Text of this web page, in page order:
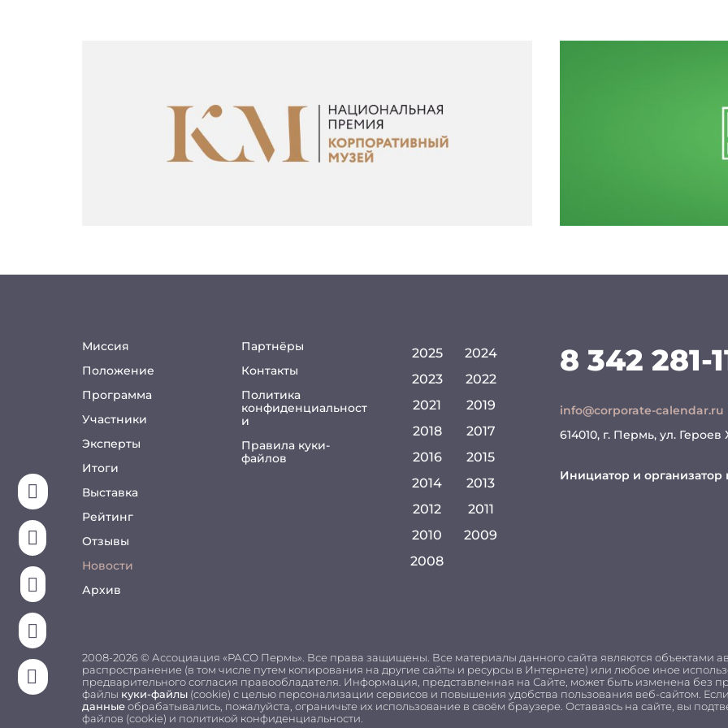





Миссия
Положение
Программа
Участники
Эксперты
Итоги
Выставка
Рейтинг
Отзывы
Новости
Архив
Партнёры
Контакты
Политика
конфиденциальност
и
Правила куки-
файлов
2025
2024
2023
2022
2021
2019
2018
2017
2016
2015
2014
2013
2012
2011
2010
2009
2008
8 342 281-
info@corporate-calendar.ru
614010, г. Пермь, ул.
Инициатор и организатор
2008-2026 © Ассоциация «РАСО Пермь». Все права защищены. Все материалы данного сайта являются объектами
распространение (в том числе путем копирования на другие сайты и ресурсы в Интернете) или любое иное
предварительного согласия правообладателя. Информация, представленная на Сайте, может быть изменена без
файлы куки-файлы(cookie) с целью персонализации сервисов и повышения удобства пользования веб-сайтом.
данныеобрабатывались, пожалуйста, ограничьте их использование в своём браузере. Оставаясь на сайте, вы
файлов (cookie) и политикой конфиденциальности.